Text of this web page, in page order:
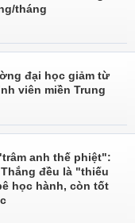
tháng
đại học giảm từ
viên miền Trung
anh thế phiệt":
đều là "thiếu
học hành, còn tốt